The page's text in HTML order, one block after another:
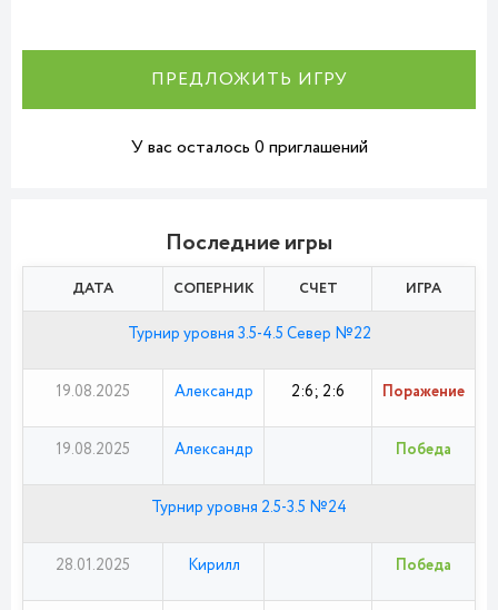
ПРЕДЛОЖИТЬ ИГРУ
У вас осталось 0 приглашений
Последние игры
ДАТА СОПЕРНИК СЧЕТ ИГРА
Турнир уровня 3.5-4.5 Север №22
19.08.2025 Александр 2:6; 2:6 Поражение
19.08.2025 Александр Победа
Турнир уровня 2.5-3.5 №24
28.01.2025 Кирилл Победа